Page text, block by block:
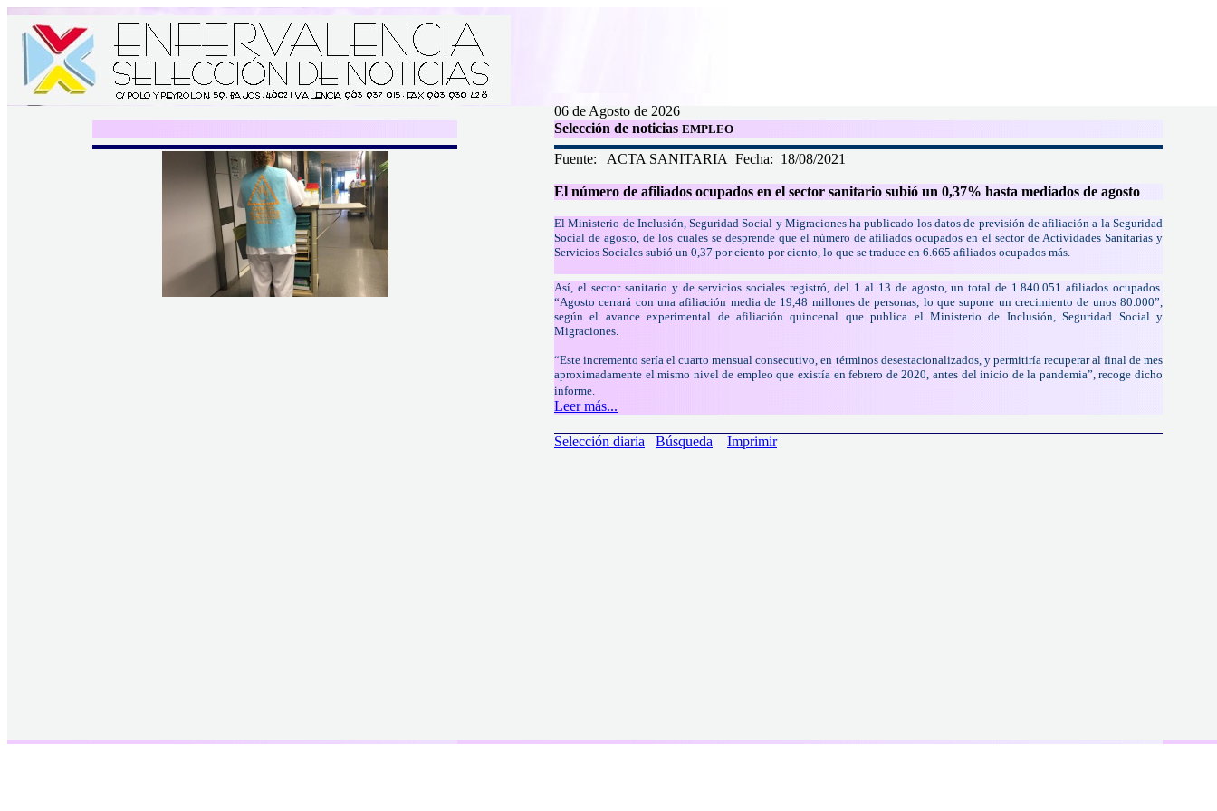
06 de Agosto de 2026
Selección de noticias EMPLEO
Fuente: ACTA SANITARIA Fecha: 18/08/2021
El número de afiliados ocupados en el sector sanitario subió un 0,37% hasta mediados de agosto
El Ministerio de Inclusión, Seguridad Social y Migraciones ha publicado los datos de previsión de afiliación a la Seguridad
Social de agosto, de los cuales se desprende que el número de afiliados ocupados en el sector de Actividades Sanitarias y
Servicios Sociales subió un 0,37 por ciento por ciento, lo que se traduce en 6.665 afiliados ocupados más.
Así, el sector sanitario y de servicios sociales registró, del 1 al 13 de agosto, un total de 1.840.051 afiliados ocupados.
“Agosto cerrará con una afiliación media de 19,48 millones de personas, lo que supone un crecimiento de unos 80.000”,
según el avance experimental de afiliación quincenal que publica el Ministerio de Inclusión, Seguridad Social y
Migraciones.
“Este incremento sería el cuarto mensual consecutivo, en términos desestacionalizados, y permitiría recuperar al final de mes
aproximadamente el mismo nivel de empleo que existía en febrero de 2020, antes del inicio de la pandemia”, recoge dicho
informe.
Leer más...
Selección diaria Búsqueda Imprimir